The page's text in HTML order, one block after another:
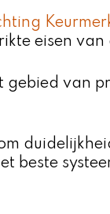
eisen van
gebied van
beste